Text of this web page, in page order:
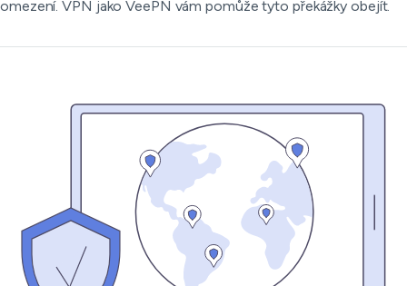
omezení. VPN jako VeePN vám pomůže tyto překážky obejít.